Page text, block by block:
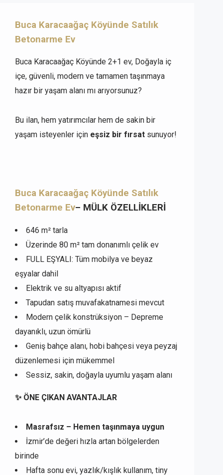
Buca Karacaağaç Köyünde Satılık
Betonarme Ev
Buca Karacaağaç Köyünde 2+1 ev, Doğayla iç
içe, güvenli, modern ve tamamen taşınmaya
hazır bir yaşam alanı mı arıyorsunuz?
Bu ilan, hem yatırımcılar hem de sakin bir
yaşam isteyenler için eşsiz bir fırsat sunuyor!
Buca Karacaağaç Köyünde Satılık
Betonarme Ev– MÜLK ÖZELLİKLERİ
646 m² tarla
Üzerinde 80 m² tam donanımlı çelik ev
FULL EŞYALI: Tüm mobilya ve beyaz
eşyalar dahil
Elektrik ve su altyapısı aktif
Tapudan satış muvafakatnamesi mevcut
Modern çelik konstrüksiyon – Depreme
dayanıklı, uzun ömürlü
Geniş bahçe alanı, hobi bahçesi veya peyzaj
düzenlemesi için mükemmel
Sessiz, sakin, doğayla uyumlu yaşam alanı
✨ ÖNE ÇIKAN AVANTAJLAR
Masrafsız – Hemen taşınmaya uygun
İzmir’de değeri hızla artan bölgelerden
birinde
Hafta sonu evi, yazlık/kışlık kullanım, tiny